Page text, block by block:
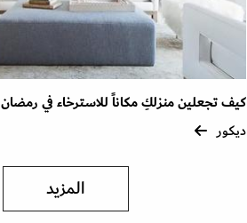
كيف تجعلين منزلكِ مكاناً للاسترخاء في رمضان
ديكور
المزيد